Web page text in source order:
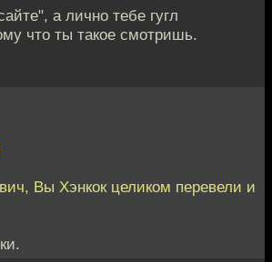
а лично тебе гугл
что ты такое смотришь.
Вы Хэнкок целиком перевели и